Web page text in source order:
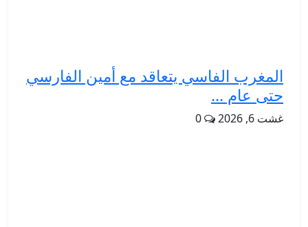
المغرب الفاسي يتعاقد مع أمين الفارسي
حتى عام ...
غشت 6, 2026 0